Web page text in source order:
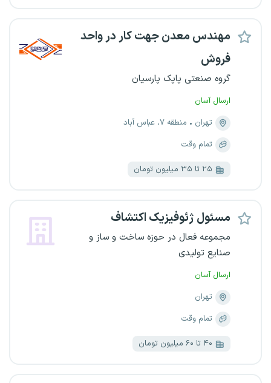
مهندس معدن جهت کار در واحد
فروش
گروه صنعتی پاپک پارسیان
ارسال آسان
تهران
منطقه ۷، عباس آباد
تمام وقت
۲۵ تا ۳۵ میلیون تومان
مسئول ژئوفیزیک اکتشاف
مجموعه فعال در حوزه ساخت و ساز و
صنایع تولیدی
ارسال آسان
تهران
تمام وقت
۴۰ تا ۶۰ میلیون تومان